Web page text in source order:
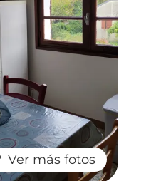
Ver más fotos